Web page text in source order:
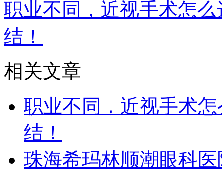
职业不同，近视手术怎
结！
相关文章
职业不同，近视手术
结！
珠海希玛林顺潮眼科